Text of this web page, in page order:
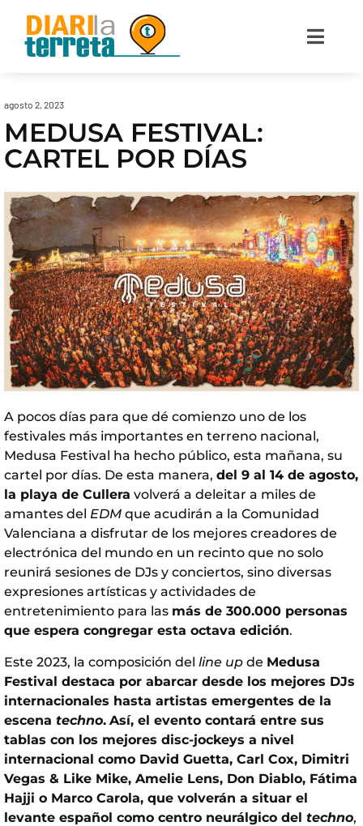
agosto 2, 2023
MEDUSA FESTIVAL:
CARTEL POR DÍAS
A pocos días para que dé comienzo uno de los
festivales más importantes en terreno nacional,
Medusa Festival ha hecho público, esta mañana, su
cartel por días. De esta manera, del 9 al 14 de agosto,
la playa de Cullera volverá a deleitar a miles de
amantes del EDM que acudirán a la Comunidad
Valenciana a disfrutar de los mejores creadores de
electrónica del mundo en un recinto que no solo
reunirá sesiones de DJs y conciertos, sino diversas
expresiones artísticas y actividades de
entretenimiento para las más de 300.000 personas
que espera congregar esta octava edición.
Este 2023, la composición del line up de Medusa
Festival destaca por abarcar desde los mejores DJs
internacionales hasta artistas emergentes de la
escena techno. Así, el evento contará entre sus
tablas con los mejores disc-jockeys a nivel
internacional como David Guetta, Carl Cox, Dimitri
Vegas & Like Mike, Amelie Lens, Don Diablo, Fátima
Hajji o Marco Carola, que volverán a situar el
levante español como centro neurálgico del techno,